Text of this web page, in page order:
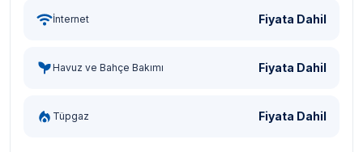
İnternet Fiyata Dahil
Havuz ve Bahçe Bakımı Fiyata Dahil
Tüpgaz Fiyata Dahil